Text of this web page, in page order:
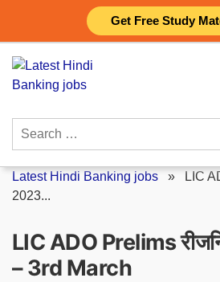
Get Free Study
content
Search
Latest Hindi Banking jobs » LIC
2023...
LIC ADO Prelims
– 3rd March